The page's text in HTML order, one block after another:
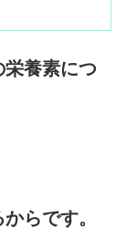
養素につ
らです。